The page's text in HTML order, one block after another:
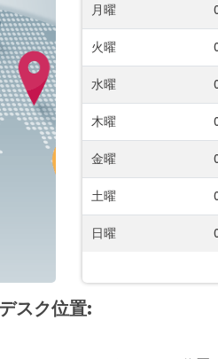
月曜
火曜
水曜
木曜
金曜
土曜
日曜
スク位置: